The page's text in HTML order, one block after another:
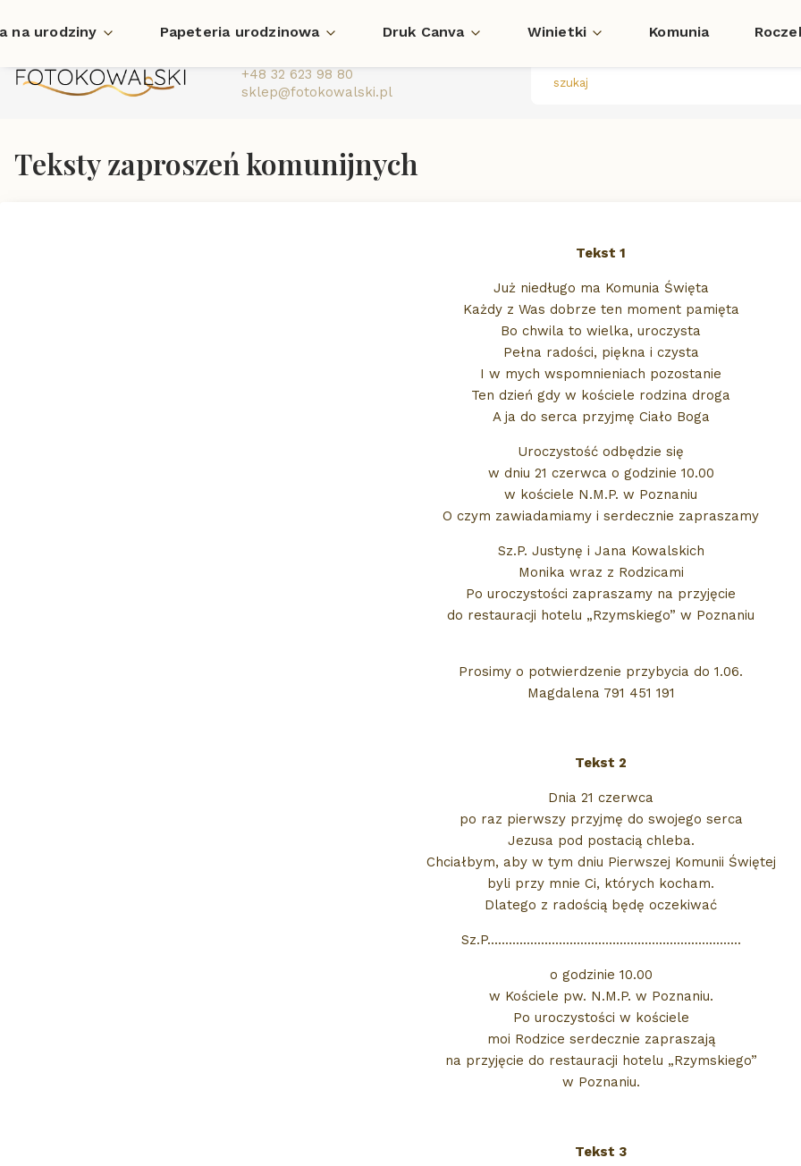
+48 32 623 98 80
sklep@fotokowalski.pl
na urodziny Papeteria urodzinowa Druk Canva Winietki Komunia
Teksty zaproszeń komunijnych
Tekst 1
Już niedługo ma Komunia Święta
Każdy z Was dobrze ten moment pamięta
Bo chwila to wielka, uroczysta
Pełna radości, piękna i czysta
I w mych wspomnieniach pozostanie
Ten dzień gdy w kościele rodzina droga
A ja do serca przyjmę Ciało Boga
Uroczystość odbędzie się
w dniu 21 czerwca o godzinie 10.00
w kościele N.M.P. w Poznaniu
O czym zawiadamiamy i serdecznie zapraszamy
Sz.P. Justynę i Jana Kowalskich
Monika wraz z Rodzicami
Po uroczystości zapraszamy na przyjęcie
do restauracji hotelu „Rzymskiego” w Poznaniu
Prosimy o potwierdzenie przybycia do 1.06.
Magdalena 791 451 191
Tekst 2
Dnia 21 czerwca
po raz pierwszy przyjmę do swojego serca
Jezusa pod postacią chleba.
Chciałbym, aby w tym dniu Pierwszej Komunii Świętej
byli przy mnie Ci, których kocham.
Dlatego z radością będę oczekiwać
Sz.P.......................................................................
o godzinie 10.00
w Kościele pw. N.M.P. w Poznaniu.
Po uroczystości w kościele
moi Rodzice serdecznie zapraszają
na przyjęcie do restauracji hotelu „Rzymskiego”
w Poznaniu.
Tekst 3